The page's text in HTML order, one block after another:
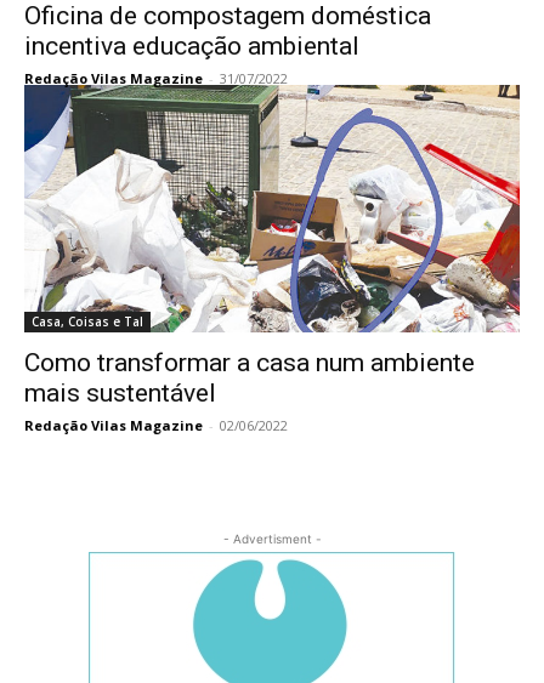
Oficina de compostagem doméstica
incentiva educação ambiental
Redação Vilas Magazine - 31/07/2022
Casa, Coisas e Tal
Como transformar a casa num ambiente
mais sustentável
Redação Vilas Magazine - 02/06/2022
- Advertisment -